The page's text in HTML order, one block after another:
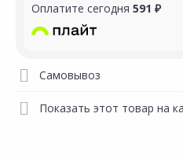
Оплатите сегодня 591 ₽
Самовывоз
Показать этот товар на